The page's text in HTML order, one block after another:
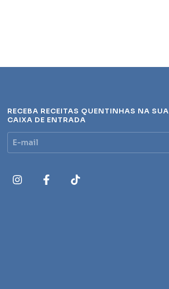
RECEBA RECEITAS QUENTINHAS NA SUA
CAIXA DE ENTRADA